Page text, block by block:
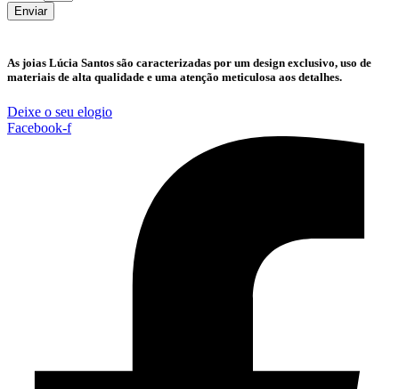
Enviar
As joias Lúcia Santos são caracterizadas por um design exclusivo, uso de
materiais de alta qualidade e uma atenção meticulosa aos detalhes.
Deixe o seu elogio
Facebook-f